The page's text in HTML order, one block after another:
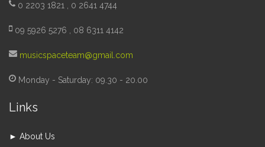
0 2203 1821 , 0 2641 4744
09 5926 5276 , 08 6311 4142
musicspaceteam@gmail.com
Monday - Saturday: 09.30 - 20.00
Links
► About Us